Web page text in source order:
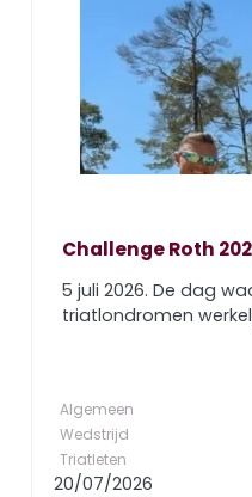
Challenge Roth
5 juli 2026. De dag
triatlondromen
Algemeen
Wedstrijd
Triatleten
20/07/2026